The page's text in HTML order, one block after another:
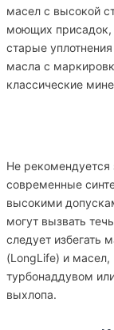
масел с высокой
моющих присадок,
старые
масла с
классические
Не рекомендуется
современные
высокими
могут вызвать
следует избегать
(LongLife) и масел,
турбонаддувом
выхлопа.